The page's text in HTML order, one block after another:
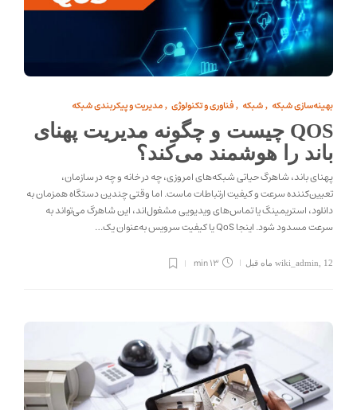
بهینه‌سازی شبکه , شبکه , فناوری و تکنولوژی , مدیریت و پیکربندی شبکه
QOS چیست و چگونه مدیریت پهنای
باند را هوشمند می‌کند؟
پهنای باند، شاهرگ حیاتی شبکه‌های امروزی، چه در خانه و چه در سازمان،
تعیین‌کننده سرعت و کیفیت ارتباطات ماست. اما وقتی چندین دستگاه همزمان به
دانلود، استریمینگ یا تماس‌های ویدیویی مشغول‌اند، این شاهرگ می‌تواند به
سرعت مسدود شود. اینجا QoS یا کیفیت سرویس به‌عنوان یک…
wiki_admin 12 ماه قبل 13 min